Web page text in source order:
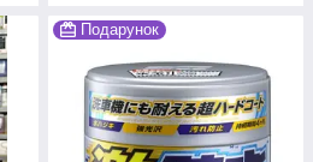
Подарунок